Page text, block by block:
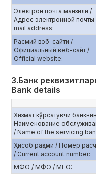
Электрон почта манзили /
Адрес электронной почты
mail address:
Расмий вэб-сайти /
Официальный веб-сайт /
Official website:
3.Банк
Bank details
Хизмат кўрсатувчи
Наименование
/ Name of the servicing
Ҳисоб рақами / Номер
/ Current account number:
МФО / МФО / MFO: